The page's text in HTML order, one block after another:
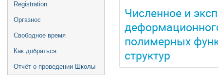
Registration
Оргвзнос
Свободное время
Как добраться
Отчёт о проведении Школы
Численное и
полимерных
структур